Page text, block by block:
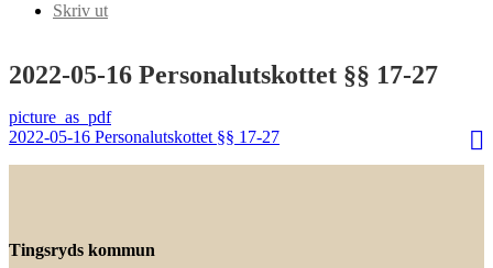
Skriv ut
2022-05-16 Personalutskottet §§ 17-27
2022-05-16 Personalutskottet §§ 17-27
Tingsryds kommun